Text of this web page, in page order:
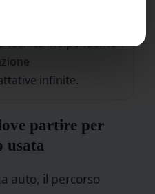
tecnica indipendente”.
infinite.
partire per
usata
auto, il percorso